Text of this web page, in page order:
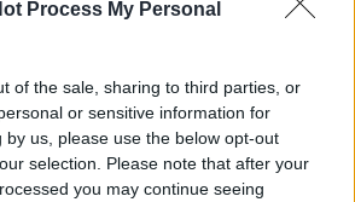
Process My Personal
of the sale, sharing to third parties, or
or sensitive information for
by us, please use the below opt-out
selection. Please note that after your
you may continue seeing
Diese Woche Diesen Monat